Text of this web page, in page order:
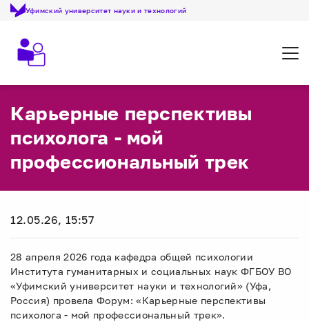
Уфимский университет науки и технологий
Карьерные перспективы
психолога - мой
профессиональный трек
12.05.26, 15:57
28 апреля 2026 года кафедра общей психологии
Института гуманитарных и социальных наук ФГБОУ ВО
«Уфимский университет науки и технологий» (Уфа,
Россия) провела Форум: «Карьерные перспективы
психолога - мой профессиональный трек».